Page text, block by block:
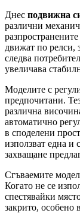
Днес подвижна
различни
движат по релси,
следва
увеличава
Моделите с
предпочитани.
различна
автоматично
в споделени
използват една и
захващане
Сгъваемите
Когато не се
спестявайки
закрито, особено